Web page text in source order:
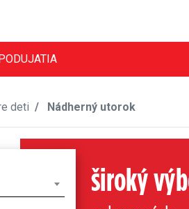
deti Nádherný utorok